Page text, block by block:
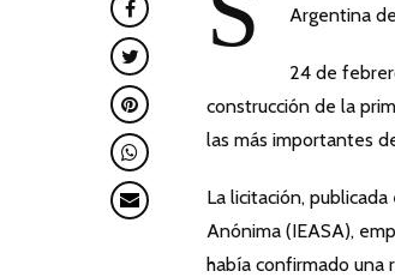
Argentina
24 de
construcción de la
las más importantes
La licitación,
Anónima (IEASA),
había confirmado una